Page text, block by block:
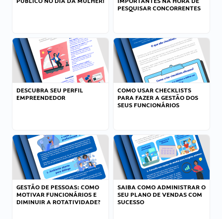
PESQUISAR CONCORRENTES
DESCUBRA SEU PERFIL
EMPREENDEDOR
COMO USAR CHECKLISTS
PARA FAZER A GESTÃO DOS
SEUS FUNCIONÁRIOS
GESTÃO DE PESSOAS: COMO
MOTIVAR FUNCIONÁRIOS E
DIMINUIR A ROTATIVIDADE?
SAIBA COMO ADMINISTRAR O
SEU PLANO DE VENDAS COM
SUCESSO